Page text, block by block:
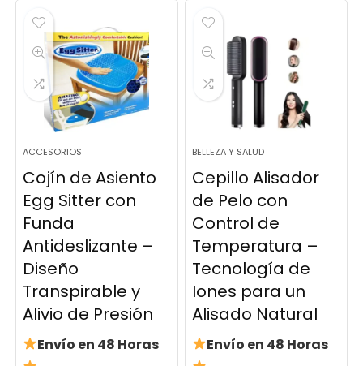
ACCESORIOS
Cojín de Asiento
Egg Sitter con
Funda
Antideslizante –
Diseño
Transpirable y
Alivio de Presión
Envío en 48 Horas
BELLEZA Y SALUD
Cepillo Alisador
de Pelo con
Control de
Temperatura –
Tecnología de
Iones para un
Alisado Natural
Envío en 48 Horas